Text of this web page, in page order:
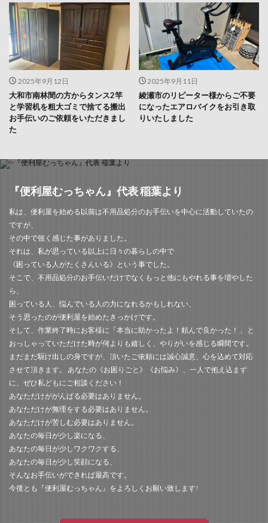
2025年9月12日
大和市南林間の方からタンス2竿
と学習机を粗大ゴミで捨てる搬出
お手伝いのご依頼をいただきまし
た
2025年9月11日
綾瀬市のリピーター様からご不要
になったエアロバイクをお引き取
りいたしました
『便利屋むっちゃん』代表 稲葉より
私は、便利屋を始める以前は不用品処分のお手伝いを中心に活動していたの
ですが、
その中で強く感じた事がありました。
それは、私が思っている以上に日々の暮らしの中で
《困っている人がたくさんいる》という事でした。
そこで、不用品処分のお手伝いだけでなくもっと他にもやれる事を増やした
ら、
困っている人、悩んでいる人の力になれるかもしれない、
そう思ったのが便利屋を始めたきっかけです。
そして、作業終了時にお客様に「本当に助かったよ！頼んで良かった！」 と
おっしゃっていただけた時が何よりも嬉しく、やりがいを感じる瞬間です。
まだまだ駆け出しの身ですが、頂いたご依頼には誠心誠意、心を込めて対応
させて頂きます。 あなたの《お困りごと》《お悩み》、一人で抱え込まず
に、ぜひ私どもにご相談ください！
あなただけががんばる必要はありません。
あなただけが無理をする必要はありません。
あなただけが苦しむ必要はありません。
あなたの毎日が少し楽になる、
あなたの毎日が少しワクワクする、
あなたの毎日が少し笑顔になる、
そんなお手伝いができれば最高です。
今後とも『便利屋むっちゃん』をよろしくお願い致します!